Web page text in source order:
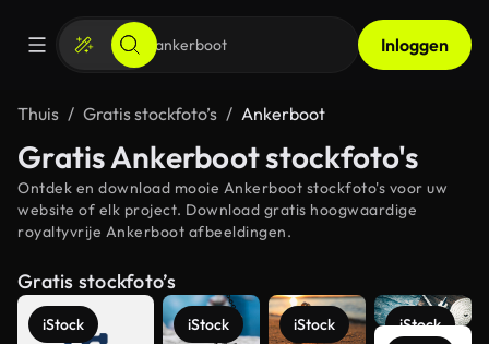
Inloggen
Thuis Gratis stockfoto’s Ankerboot
Gratis Ankerboot stockfoto's
Ontdek en download mooie Ankerboot stockfoto's voor uw
website of elk project. Download gratis hoogwaardige
royaltyvrije Ankerboot afbeeldingen.
Gratis stockfoto’s
iStock iStock iStock
iStock